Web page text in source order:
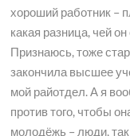
хороший работник –
какая разница, чей
Признаюсь, тоже
закончила высшее
мой райотдел. А я
против того, чтобы
молодёжь – люди,